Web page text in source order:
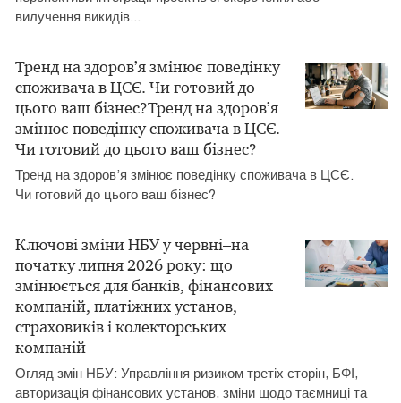
вилучення викидів...
Тренд на здоров’я змінює поведінку
споживача в ЦСЄ. Чи готовий до
цього ваш бізнес?Тренд на здоров’я
змінює поведінку споживача в ЦСЄ.
Чи готовий до цього ваш бізнес?
Тренд на здоров’я змінює поведінку споживача в ЦСЄ.
Чи готовий до цього ваш бізнес?
Ключові зміни НБУ у червні–на
початку липня 2026 року: що
змінюється для банків, фінансових
компаній, платіжних установ,
страховиків і колекторських
компаній
Огляд змін НБУ: Управління ризиком третіх сторін, БФІ,
авторизація фінансових установ, зміни щодо таємниці та